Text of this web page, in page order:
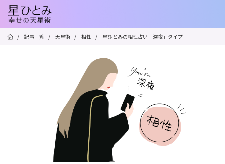
/ 記事一覧 / 天星術 / 相性 / 星ひとみの相性占い「深夜」タイプ